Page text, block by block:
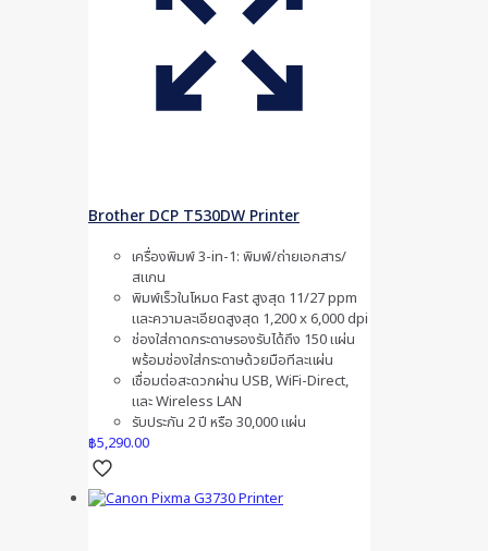
Brother DCP T530DW Printer
เครื่องพิมพ์ 3-in-1: พิมพ์/ถ่ายเอกสาร/
สแกน
พิมพ์เร็วในโหมด Fast สูงสุด 11/27 ppm
และความละเอียดสูงสุด 1,200 x 6,000 dpi
ช่องใส่ถาดกระดาษรองรับได้ถึง 150 แผ่น
พร้อมช่องใส่กระดาษด้วยมือทีละแผ่น
เชื่อมต่อสะดวกผ่าน USB, WiFi-Direct,
และ Wireless LAN
รับประกัน 2 ปี หรือ 30,000 แผ่น
฿5,290.00